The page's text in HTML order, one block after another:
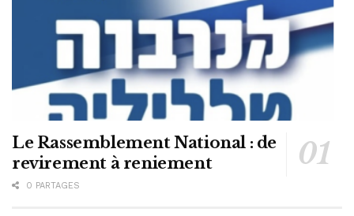
Le Rassemblement National : de
revirement à reniement
0 PARTAGES